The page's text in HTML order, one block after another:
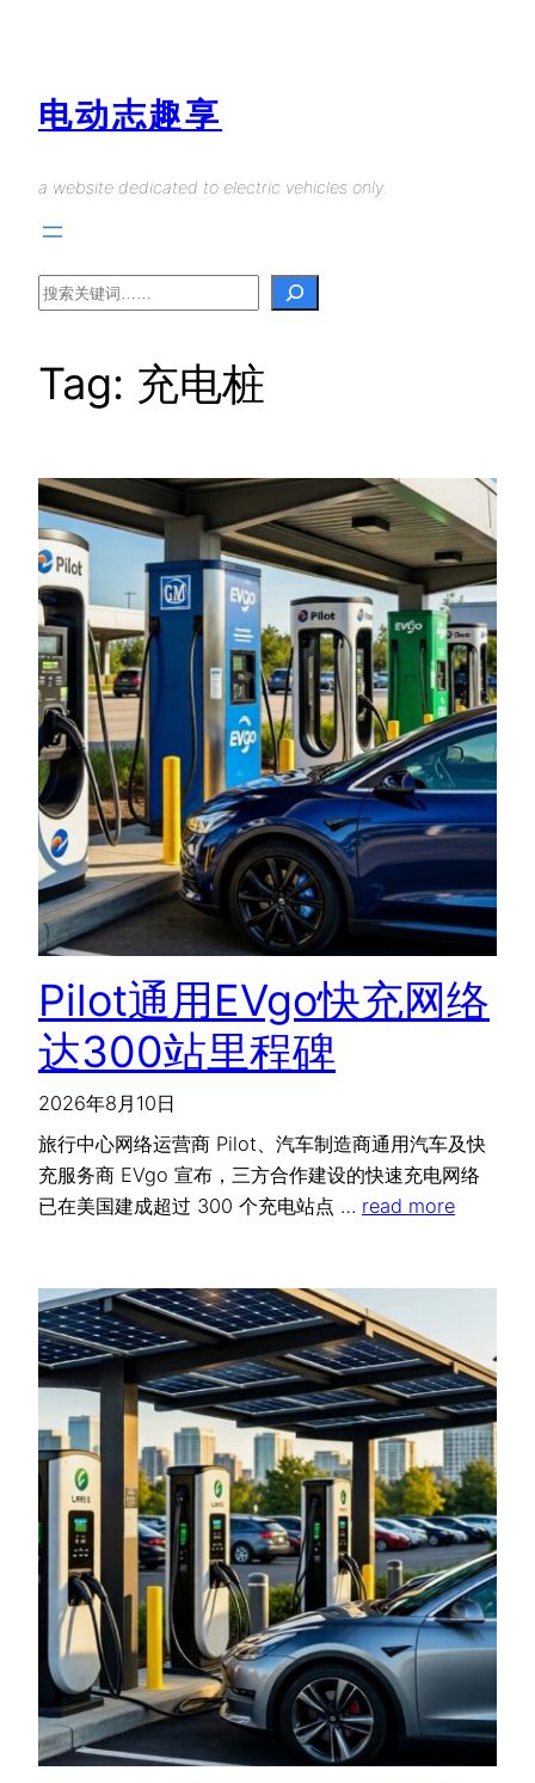
电动志趣享
a website dedicated to electric vehicles only.
Search
Tag: 充电桩
Pilot通用EVgo快充网络
达300站里程碑
2026年8月10日
旅行中心网络运营商 Pilot、汽车制造商通用汽车及快
充服务商 EVgo 宣布，三方合作建设的快速充电网络
已在美国建成超过 300 个充电站点 … read more